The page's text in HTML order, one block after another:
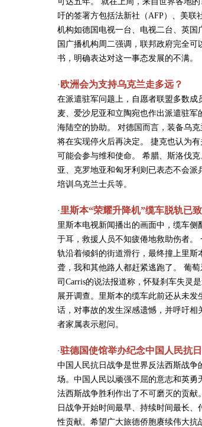
吁的签署方包括法新社（AFP）、美联
机构如德国电视一台、电视二台、英国
国广播机构周二强调，联邦政府完全
书，明确表达对这一事态发展的不满。
· 欧洲会为支持乌克兰走多远？
在派遣驻军问题上，自愿者联盟多数
麦、爱沙尼亚和立陶宛也作出派遣驻
海陆空的协助。 对德国而言，装备乌
将在实现停火后再决定。 捷克也认为
可能会参与维和使命。 希腊、斯洛伐
亚、克罗地亚和匈牙利则已表态不会派
培训乌克兰士兵等。
·里斯本“荣耀升降机”缆车脱轨已
里斯本电视新闻播出的画面中，缆车
于耳，救援人员不知疲倦地救助伤者
轨沿着倾斜的街道滑行，最终撞上里
聋，我和其他路人都赶紧逃跑了。 葡
司Carris的说法报道称，怀疑刹车失灵
展开调查。里斯本的缆车此前还从未发
话，对事故的发生深感遗憾，并呼吁
者家属表示慰问。
·驻德国使馆举办纪念中国人民抗
中国人民抗日战争是世界反法西斯战
场。中国人民以顽强不屈的意志和英
法西斯战争胜利作出了不可磨灭的贡
日战争开始时间最早、持续时间最长
性贡献。希望广大旅德侨胞赓续伟大抗